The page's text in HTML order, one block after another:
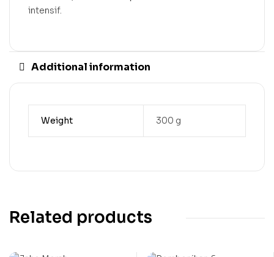
intensif.
Additional information
Weight 300 g
Related products